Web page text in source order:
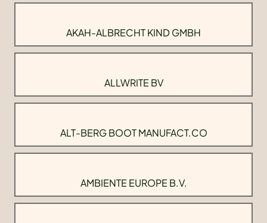
AKAH-ALBRECHT KIND GMBH
ALLWRITE BV
ALT-BERG BOOT MANUFACT.CO
AMBIENTE EUROPE B.V.